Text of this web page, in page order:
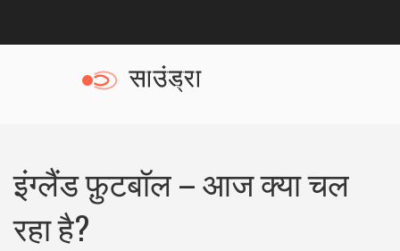
इंग्लैंड फ़ुटबॉल – आज क्या चल
रहा है?